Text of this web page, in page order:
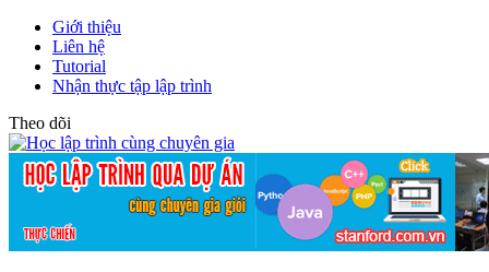
Giới thiệu
Liên hệ
Tutorial
Nhận thực tập lập trình
Theo dõi